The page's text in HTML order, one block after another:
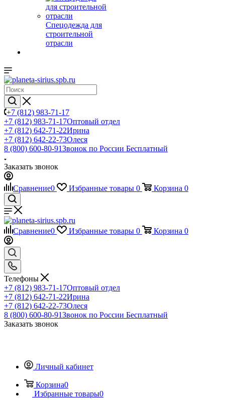
Спецодежда для
строительной
отрасли
+7 (812) 983-71-17
+7 (812) 983-71-17Оптовый отдел
+7 (812) 642-71-22Ирина
+7 (812) 642-22-73Олеся
8 (800) 600-80-91Звонок по России Бесплатный
Заказать звонок
Сравнение0 Избранные товары 0 Корзина 0
Сравнение0 Избранные товары 0 Корзина 0
Телефоны
+7 (812) 983-71-17Оптовый отдел
+7 (812) 642-71-22Ирина
+7 (812) 642-22-73Олеся
8 (800) 600-80-91Звонок по России Бесплатный
Заказать звонок
Личный кабинет
Корзина0
Избранные товары0